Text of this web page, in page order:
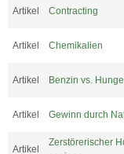
Artikel Contracting
Artikel Chemikalien
Artikel Benzin vs.
Artikel Gewinn durch
Artikel
Zerstörerischer